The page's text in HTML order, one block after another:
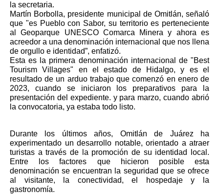
la secretaria.
Martín Borbolla, presidente municipal de Omitlán, señaló
que "es Pueblo con Sabor, su territorio es perteneciente
al Geoparque UNESCO Comarca Minera y ahora es
acreedor a una denominación internacional que nos llena
de orgullo e identidad”, enfatizó.
Esta es la primera denominación internacional de "Best
Tourism Villages" en el estado de Hidalgo, y es el
resultado de un arduo trabajo que comenzó en enero de
2023, cuando se iniciaron los preparativos para la
presentación del expediente. y para marzo, cuando abrió
la convocatoria, ya estaba todo listo.
Durante los últimos años, Omitlán de Juárez ha
experimentado un desarrollo notable, orientado a atraer
turistas a través de la promoción de su identidad local.
Entre los factores que hicieron posible esta
denominación se encuentran la seguridad que se ofrece
al visitante, la conectividad, el hospedaje y la
gastronomía.